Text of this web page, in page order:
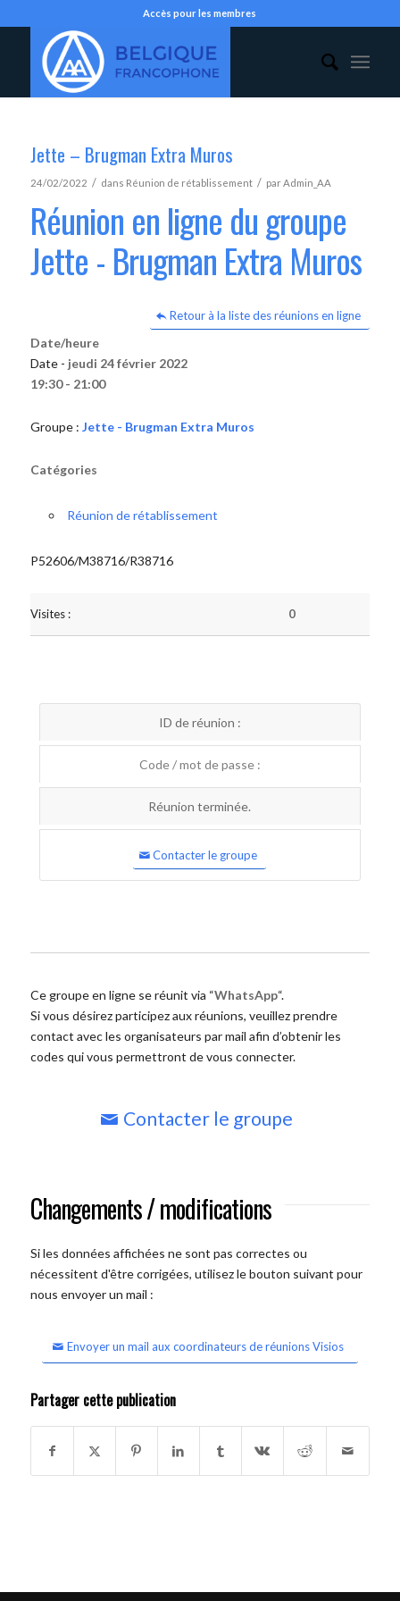
Accès pour les membres
Jette – Brugman Extra Muros
24/02/2022 / dans Réunion de rétablissement / parAdmin_AA
Réunion en ligne du groupe
Jette - Brugman Extra Muros
Retour à la liste des réunions en ligne
Date/heure
Date - jeudi 24 février 2022
19:30 - 21:00
Groupe : Jette - Brugman Extra Muros
Catégories
Réunion de rétablissement
P52606/M38716/R38716
Visites : 0
ID de réunion :
Code / mot de passe :
Réunion terminée.
Contacter le groupe
Ce groupe en ligne se réunit via “WhatsApp“.
Si vous désirez participez aux réunions, veuillez prendre
contact avec les organisateurs par mail afin d’obtenir les
codes qui vous permettront de vous connecter.
Contacter le groupe
Changements / modifications
Si les données affichées ne sont pas correctes ou
nécessitent d'être corrigées, utilisez le bouton suivant pour
nous envoyer un mail :
Envoyer un mail aux coordinateurs de réunions Visios
Partager cette publication